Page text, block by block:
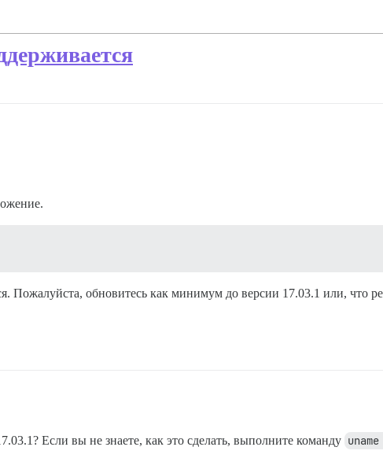
обновитесь как минимум до версии 17.03.1 или, что
Если вы не знаете, как это сделать, выполните команду